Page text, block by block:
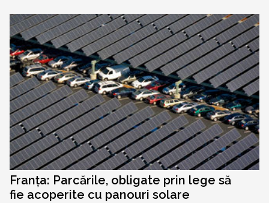
Franța: Parcările, obligate prin lege să
fie acoperite cu panouri solare